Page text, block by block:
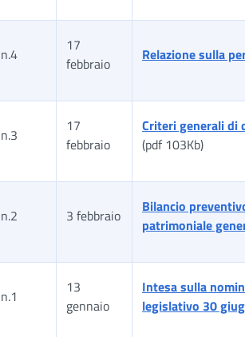
n.4
17
febbraio
Relazione sulla
n.3
17
febbraio
Criteri generali di
(pdf 103Kb)
n.2 3 febbraio
Bilancio
patrimoniale
n.1
13
gennaio
Intesa sulla
legislativo 30